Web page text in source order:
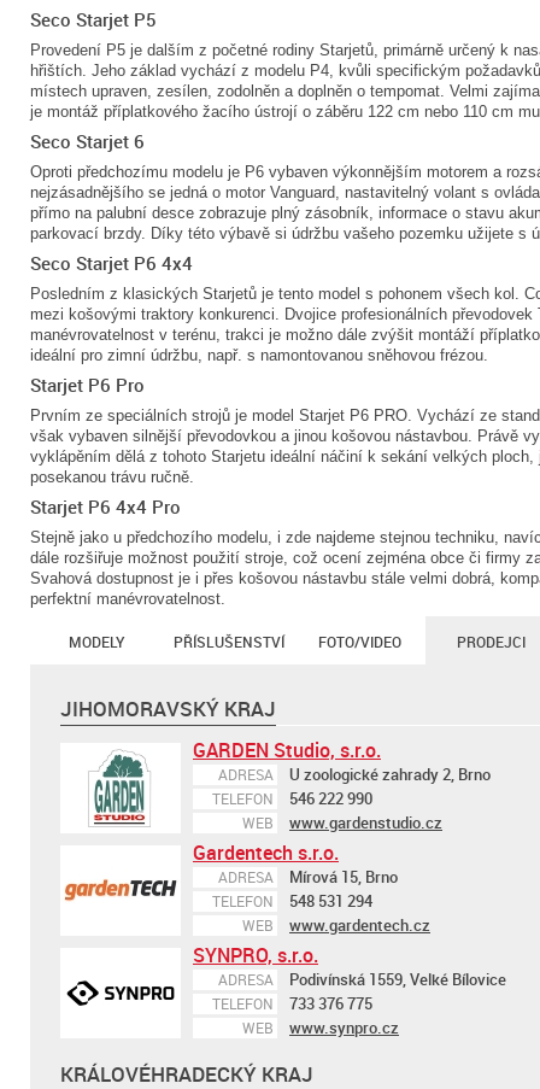
Seco Starjet P5
Provedení P5 je dalším z početné rodiny Starjetů, primárně určený k
hřištích. Jeho základ vychází z modelu P4, kvůli specifickým
místech upraven, zesílen, zodolněn a doplněn o tempomat. Velmi
je montáž příplatkového žacího ústrojí o záběru 122 cm nebo 110 cm
Seco Starjet 6
Oproti předchozímu modelu je P6 vybaven výkonnějším motorem a
nejzásadnějšího se jedná o motor Vanguard, nastavitelný volant s
přímo na palubní desce zobrazuje plný zásobník, informace o stavu
parkovací brzdy. Díky této výbavě si údržbu vašeho pozemku užijete s
Seco Starjet P6 4x4
Posledním z klasických Starjetů je tento model s pohonem všech kol.
mezi košovými traktory konkurenci. Dvojice profesionálních
manévrovatelnost v terénu, trakci je možno dále zvýšit montáží
ideální pro zimní údržbu, např. s namontovanou sněhovou frézou.
Starjet P6 Pro
Prvním ze speciálních strojů je model Starjet P6 PRO. Vychází ze
však vybaven silnější převodovkou a jinou košovou nástavbou. Právě
vyklápěním dělá z tohoto Starjetu ideální náčiní k sekání velkých ploch,
posekanou trávu ručně.
Starjet P6 4x4 Pro
Stejně jako u předchozího modelu, i zde najdeme stejnou techniku,
dále rozšiřuje možnost použití stroje, což ocení zejména obce či firmy
Svahová dostupnost je i přes košovou nástavbu stále velmi dobrá,
perfektní manévrovatelnost.
MODELY PŘÍSLUŠENSTVÍ FOTO/VIDEO PRODEJCI
JIHOMORAVSKÝ KRAJ
GARDEN Studio, s.r.o.
ADRESA U zoologické zahrady 2, Brno
TELEFON 546 222 990
WEB www.gardenstudio.cz
Gardentech s.r.o.
ADRESA Mírová 15, Brno
TELEFON 548 531 294
WEB www.gardentech.cz
SYNPRO, s.r.o.
ADRESA Podivínská 1559, Velké Bílovice
TELEFON 733 376 775
WEB www.synpro.cz
KRÁLOVÉHRADECKÝ KRAJ